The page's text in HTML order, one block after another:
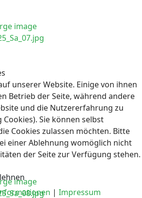
unserer Website. Einige von ihnen
Betrieb der Seite, während andere
und die Nutzererfahrung zu
Sie können selbst
Cookies zulassen möchten. Bitte
einer Ablehnung womöglich nicht
der Seite zur Verfügung stehen.
| Impressum